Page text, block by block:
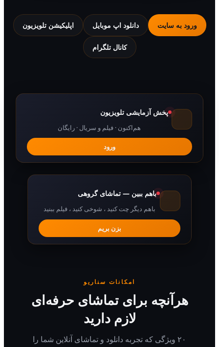
به سایت دانلود اپ موبایل اپلیکیشن تلویزیون
کانال تلگرام
پخش آزمایشی تلویزیون
هم‌اکنون · فیلم و سریال · رایگان
باهم ببین — تماشای گروهی
باهم دیگر چت کنید ، شوخی کنید ، فیلم ببنید
امکانات سناریو
برای تماشای حرفه‌ای
لازم دارید
۲۰ ویژگی که تجربه دانلود و تماشای آنلاین شما را